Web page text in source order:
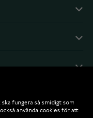
fungera så smidigt som
använda cookies för att